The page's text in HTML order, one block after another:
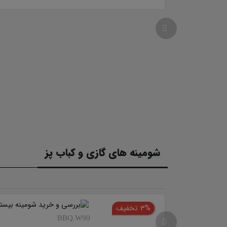
شومینه های گازی و کباب پز
3% تخفیف
BBQ.W90